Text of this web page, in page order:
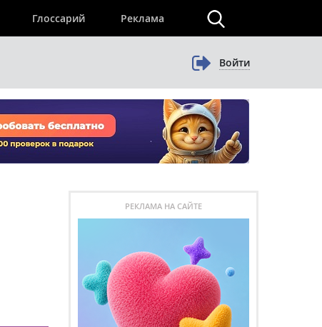
Глоссарий Реклама
Войти
РЕКЛАМА НА САЙТЕ